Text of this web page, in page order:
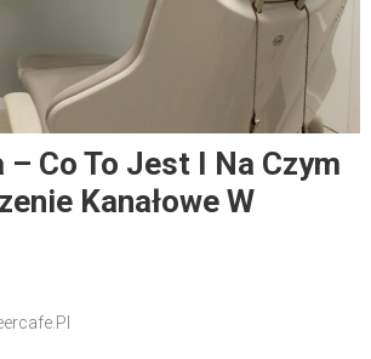
– Co To Jest I Na Czym
Kanałowe W